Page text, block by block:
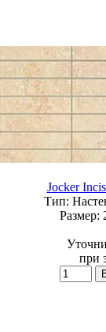
Jocker
Тип:
Размер:
при